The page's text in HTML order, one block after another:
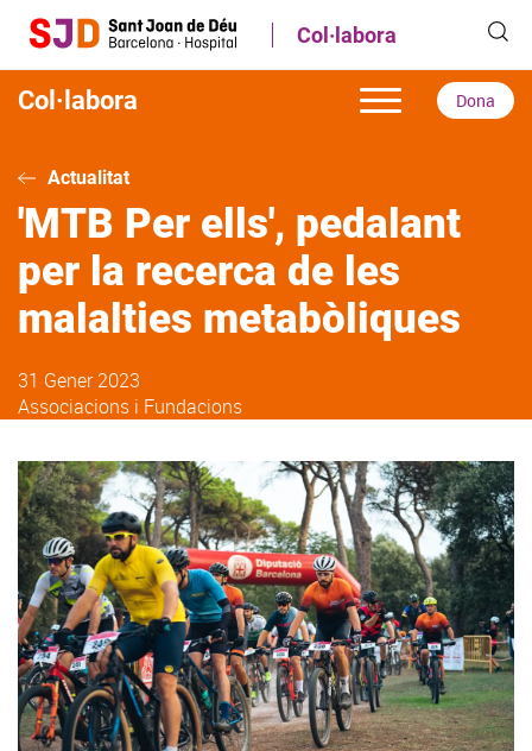
contingut
Col·labora
Col·labora Dona
Actualitat
'MTB Per ells', pedalant
per la recerca de les
malalties metabòliques
31 Gener 2023
Associacions i Fundacions